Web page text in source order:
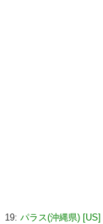
19: パラス(沖縄県) [US]